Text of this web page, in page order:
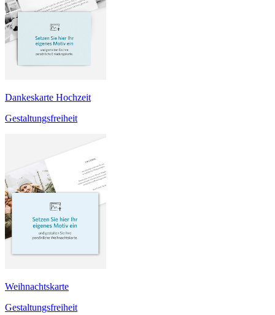
Dankeskarte Hochzeit
Gestaltungsfreiheit
Weihnachtskarte
Gestaltungsfreiheit